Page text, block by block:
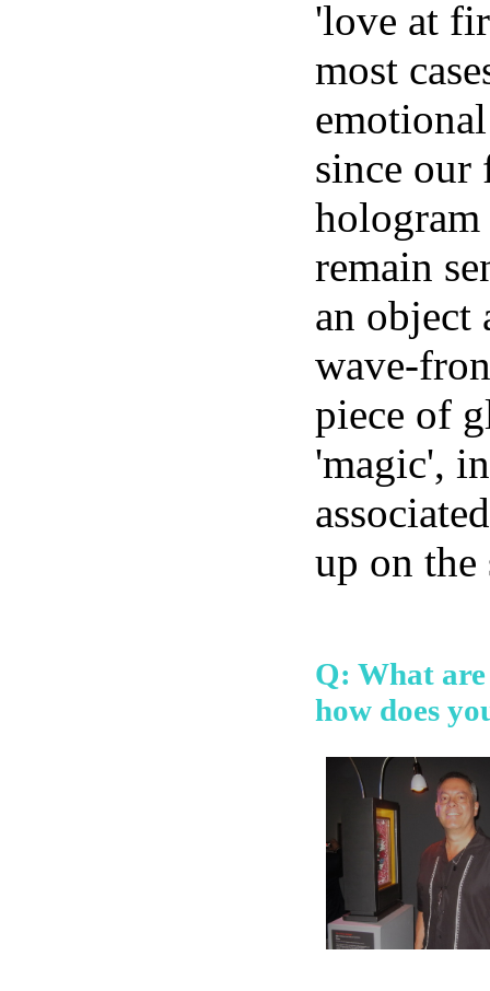
'love at
most
since our
remain
an object
wave-
piece of
'magic',
up on the
Q: What
how does